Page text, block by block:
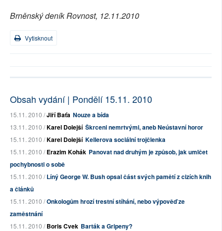
Brněnský deník Rovnost, 12.11.2010
Vytisknout
Obsah vydání | Pondělí 15.11. 2010
15.11. 2010 /Jiří Baťa Nouze a bída
13.11. 2010 /Karel Dolejší Škrceni nemrtvými, aneb Neústavní horor
15.11. 2010 /Karel Dolejší Kellerova sociální trojčlenka
15.11. 2010 /Erazim Kohák Panovat nad druhým je způsob, jak umlčet
pochybnosti o sobě
15.11. 2010 /Líný George W. Bush opsal část svých pamětí z cizích knih
a článků
15.11. 2010 /Onkologům hrozí trestní stíhání, nebo výpověď ze
zaměstnání
15.11. 2010 /Boris Cvek Barták a Gripeny?